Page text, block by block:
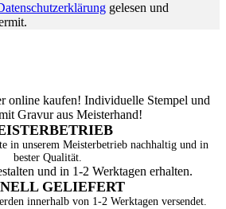
gelesen und
in unserem Meisterbetrieb nachhaltig und in
bester Qualität.
GELIEFERT
innerhalb von 1-2 Werktagen versendet.